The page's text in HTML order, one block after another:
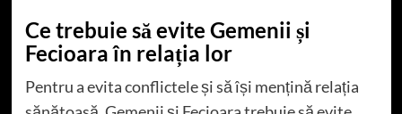
Ce trebuie să evite Gemenii și
Fecioara în relația lor
Pentru a evita conflictele și să își mențină relația